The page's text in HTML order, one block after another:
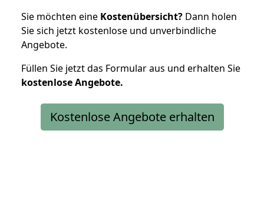
Sie möchten eine Kostenübersicht? Dann holen
Sie sich jetzt kostenlose und unverbindliche
Angebote.
Füllen Sie jetzt das Formular aus und erhalten Sie
kostenloseAngebote.
Kostenlose Angebote erhalten